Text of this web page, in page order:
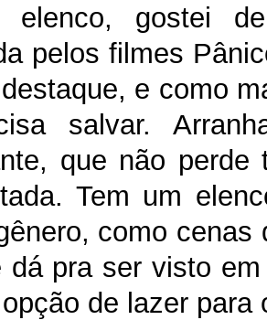
elenco, gostei
pelos filmes
e como
salvar.
que não
Tem um
como
dá pra ser visto
de lazer para